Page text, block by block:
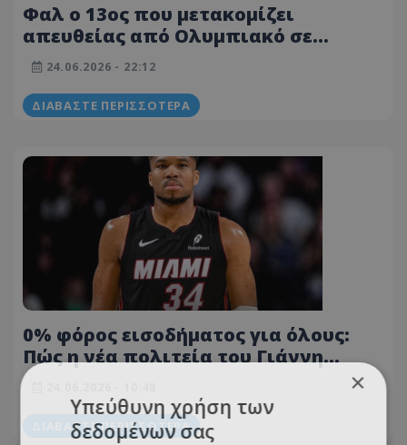
Φαλ ο 13ος που μετακομίζει
απευθείας από Ολυμπιακό σε
Παναθηναϊκό ή το αντίστροφο
24.06.2026 - 22:12
ΔΙΑΒΆΣΤΕ ΠΕΡΙΣΣΌΤΕΡΑ
0% φόρος εισοδήματος για όλους:
Πώς η νέα πολιτεία του Γιάννη
βγάζει δισεκατομμύρια χωρίς να
κρατάει σεντ από τους μισθούς!
ΔΙΑΒΆΣΤΕ ΠΕΡΙΣΣΌΤΕΡΑ
×
Υπεύθυνη χρήση των
δεδομένων σας